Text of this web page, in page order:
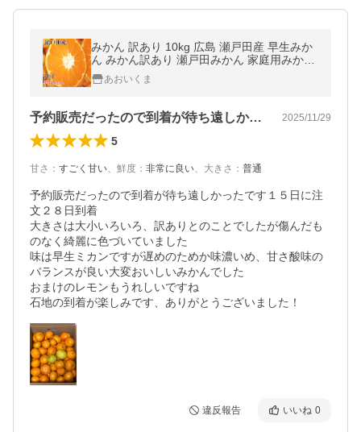
みかん 訳あり 10kg 広島 瀬戸田産 早生みか
ん みかん訳あり 瀬戸田みかん 家庭用みかん
訳ありみかん 送料無料みかん みかん送料無
料あおいくま
予約販売だったので到着が待ち遠しかった… 2025/11/29
5
甘さ ： すごく甘い、 鮮度 ： 非常に良い、 大きさ ： 普通
予約販売だったので到着が待ち遠しかったです１５日に注
文２８日到着
大きさは大小いろいろ、訳ありとのことでしたが傷んだも
のなく綺麗に色づいていました
味は早生ミカンですが遅めのためか味濃いめ、甘さ酸味の
バランスが良い大変おいしいみかんでした
おまけのレモンもうれしいですね
石地の到着が楽しみです、ありがとうございました！
違反報告 いいね 0